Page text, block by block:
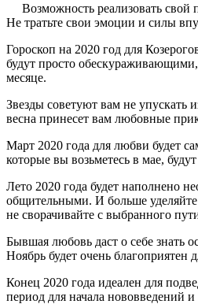
Возможность реализовать
Не тратьте свои эмоции и силы
Гороскоп на 2020 год для
будут просто
месяце.
Звезды советуют вам не
весна принесет вам любовные
Март 2020 года для любви будет
которые вы возьметесь в мае,
Лето 2020 года будет наполнено
общительными. И больше
не сворачивайте с выбранного
Бывшая любовь даст о себе знать
Ноябрь будет очень
Конец 2020 года идеален для
период для начала нововведений